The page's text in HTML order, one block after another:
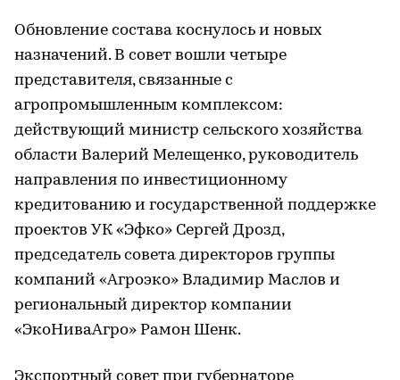
Обновление состава коснулось и новых
назначений. В совет вошли четыре
представителя, связанные с
агропромышленным комплексом:
действующий министр сельского хозяйства
области Валерий Мелещенко, руководитель
направления по инвестиционному
кредитованию и государственной поддержке
проектов УК «Эфко» Сергей Дрозд,
председатель совета директоров группы
компаний «Агроэко» Владимир Маслов и
региональный директор компании
«ЭкоНиваАгро» Рамон Шенк.
Экспортный совет при губернаторе